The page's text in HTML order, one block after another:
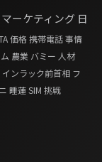
マーケティング 日
価格 携帯電話事情
農業 バミー 人材
インラック前首相 フ
睡蓮SIM 挑戦